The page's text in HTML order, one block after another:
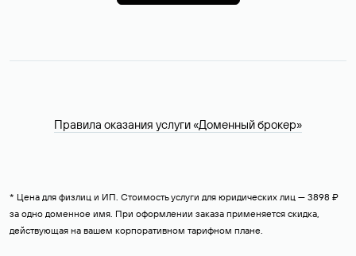
Правила оказания услуги «Доменный брокер»
* Цена для физлиц и ИП. Стоимость услуги для юридических лиц — 3898 ₽
за одно доменное имя. При оформлении заказа применяется скидка,
действующая на вашем корпоративном тарифном плане.